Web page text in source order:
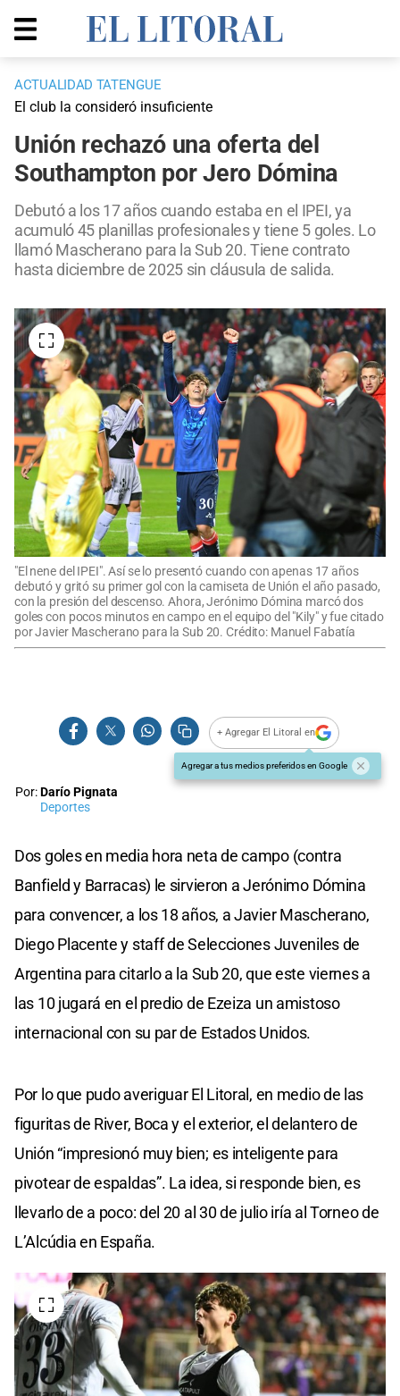
ACTUALIDAD TATENGUE
El club la consideró insuficiente
Unión rechazó una oferta del
Southampton por Jero Dómina
Debutó a los 17 años cuando estaba en el IPEI, ya
acumuló 45 planillas profesionales y tiene 5 goles. Lo
llamó Mascherano para la Sub 20. Tiene contrato
hasta diciembre de 2025 sin cláusula de salida.
"El nene del IPEI". Así se lo presentó cuando con apenas 17 años
debutó y gritó su primer gol con la camiseta de Unión el año pasado,
con la presión del descenso. Ahora, Jerónimo Dómina marcó dos
goles con pocos minutos en campo en el equipo del "Kily" y fue citado
por Javier Mascherano para la Sub 20. Crédito: Manuel Fabatía
+ Agregar El Litoral en
Agregar a tus medios preferidos en Google
Por:Darío Pignata
Deportes
Dos goles en media hora neta de campo (contra
Banfield y Barracas) le sirvieron a Jerónimo Dómina
para convencer, a los 18 años, a Javier Mascherano,
Diego Placente y staff de Selecciones Juveniles de
Argentina para citarlo a la Sub 20, que este viernes a
las 10 jugará en el predio de Ezeiza un amistoso
internacional con su par de Estados Unidos.
Por lo que pudo averiguar El Litoral, en medio de las
figuritas de River, Boca y el exterior, el delantero de
Unión “impresionó muy bien; es inteligente para
pivotear de espaldas”. La idea, si responde bien, es
llevarlo de a poco: del 20 al 30 de julio iría al Torneo de
L’Alcúdia en España.